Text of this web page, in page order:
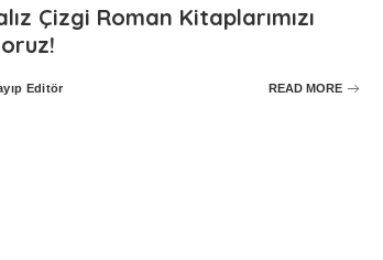
Çizgi Roman Kitaplarımızı
Editör READ MORE